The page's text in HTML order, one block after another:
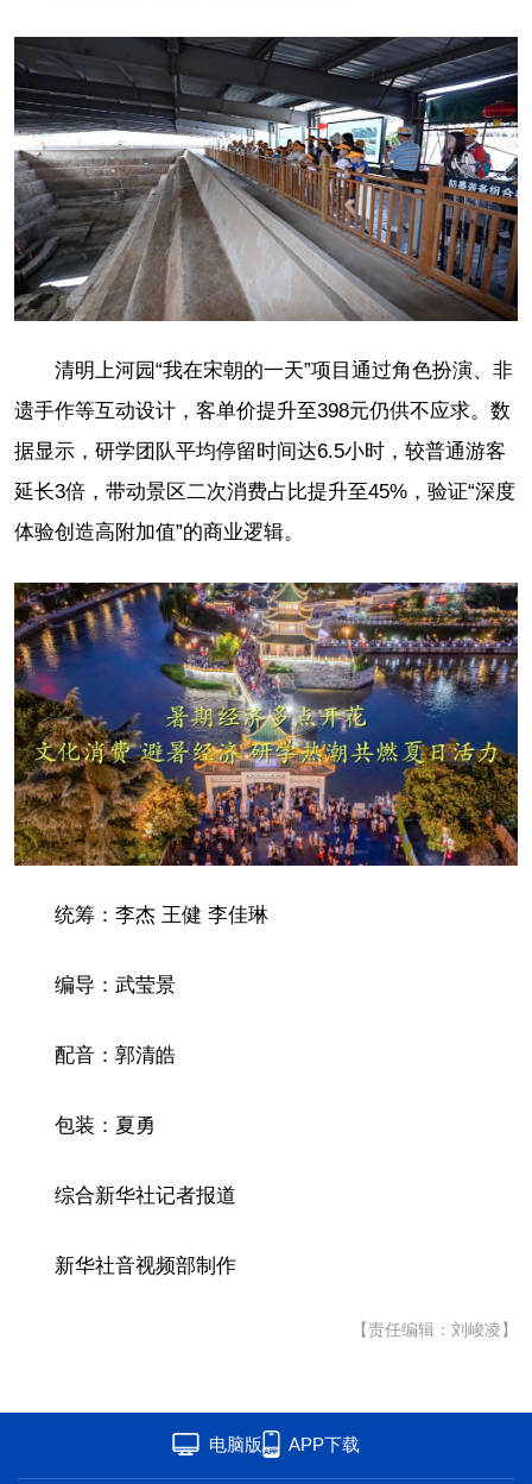
清明上河园“我在宋朝的一天”项目通过角色扮演、非
遗手作等互动设计，客单价提升至398元仍供不应求。数
据显示，研学团队平均停留时间达6.5小时，较普通游客
延长3倍，带动景区二次消费占比提升至45%，验证“深度
体验创造高附加值”的商业逻辑。
统筹：李杰 王健 李佳琳
编导：武莹景
配音：郭清皓
包装：夏勇
综合新华社记者报道
新华社音视频部制作
【责任编辑：刘峻凌】
电脑版 APP下载